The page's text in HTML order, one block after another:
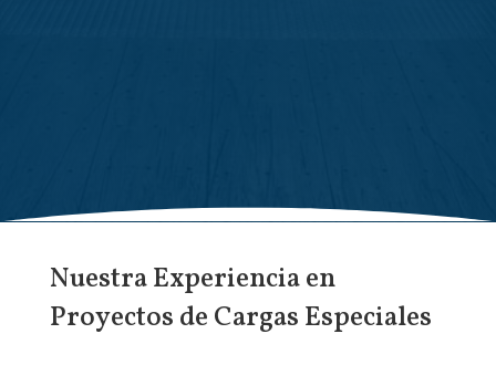
Nuestra Experiencia en
Proyectos de Cargas Especiales